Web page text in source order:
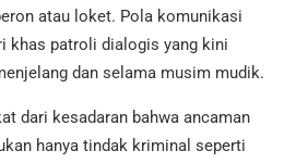
atau loket. Pola komunikasi
khas patroli dialogis yang kini
dan selama musim mudik.
dari kesadaran bahwa ancaman
hanya tindak kriminal seperti